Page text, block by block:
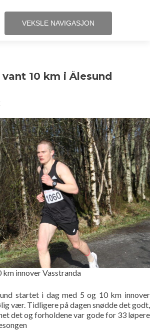
VEKSLE NAVIGASJON
Løpene
Terminliste
Resultater
Statistikk
Løpegrupper
Bildegalleri
Pekere
Om oss
10 km i Ålesund
innover Vasstranda
startet i dag med 5 og 10 km innover
vær. Tidligere på dagen snødde det godt,
det og forholdene var gode for 33 løpere